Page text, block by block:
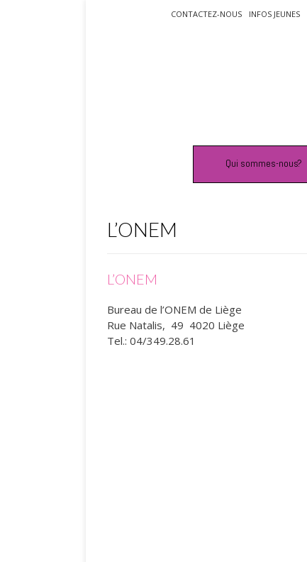
CONTACTEZ-NOUS INFOS JEUNES
Qui sommes-nous?
L’ONEM
L’ONEM
Bureau de l’ONEM de Liège
Rue Natalis, 49 4020 Liège
Tel.: 04/349.28.61